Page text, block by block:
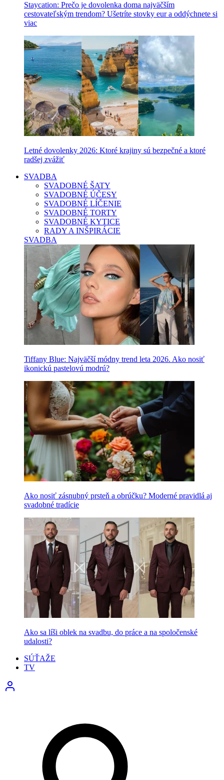
Staycation: Prečo je dovolenka doma najväčším
cestovateľským trendom? Ušetríte stovky eur a oddýchnete si
viac
Letné dovolenky 2026: Ktoré krajiny sú bezpečné a ktoré
radšej zvážiť
SVADBA
SVADOBNÉ ŠATY
SVADOBNÉ ÚČESY
SVADOBNÉ LÍČENIE
SVADOBNÉ TORTY
SVADOBNÉ KYTICE
RADY A INŠPIRÁCIE
SVADBA
Tiffany Blue: Najväčší módny trend leta 2026. Ako nosiť
ikonickú pastelovú modrú?
Ako nosiť zásnubný prsteň a obrúčku? Moderné pravidlá aj
svadobné tradície
Ako sa líši oblek na svadbu, do práce a na spoločenské
udalosti?
SÚŤAŽE
TV